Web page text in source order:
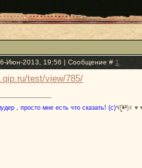
Июн-2013, 19:56 | Сообщение # 1
test/view/785/
, просто мне есть что сказать! (с) ♥ ♥